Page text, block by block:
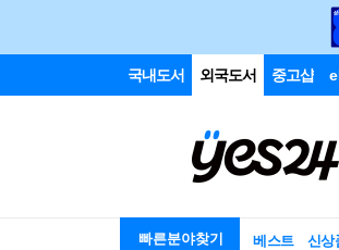
국내도서 외국도서 중고샵
빠른분야찾기 베스트 신상